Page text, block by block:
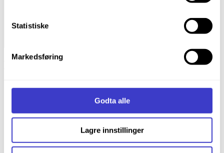
trykke på det lille ikonet i nederste venstre hjørne av
Du kan lese mer om hvordan vi bruker
Statistiske
Markedsføring
Godta alle
Lagre innstillinger
Bane NOR SF
Kontakt oss
Barnesider: BanoramaEkstern lenke